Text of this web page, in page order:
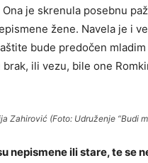
Ona je skrenula posebnu
žene. Navela je i
bude predočen
ili vezu, bile one
Zahirović (Foto: Udruženje “Budi
nepismene ili stare, te se